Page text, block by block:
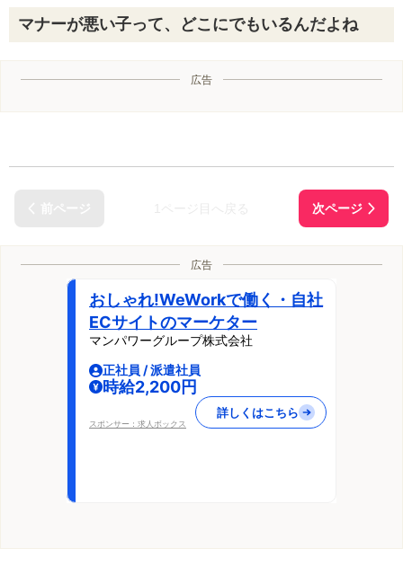
マナーが悪い子って、どこにでもいるんだよね
広告
広告
おしゃれ!WeWorkで働く・自社
ECサイトのマーケター
マンパワーグループ株式会社
正社員 / 派遣社員
時給2,200円
スポンサー：求人ボックス
詳しくはこちら